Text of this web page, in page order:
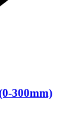
300mm)